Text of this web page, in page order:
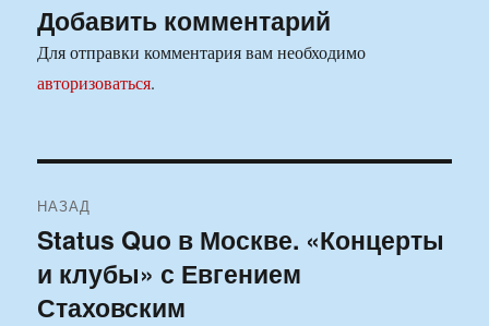
Добавить комментарий
Для отправки комментария вам необходимо
авторизоваться.
по
записям
НАЗАД
Предыдущая
запись:
Status Quo в Москве. «Концерты
и клубы» с Евгением
Стаховским